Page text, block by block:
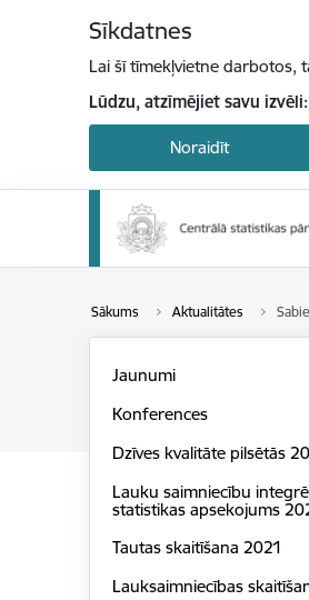
Sīkdatnes
Lai šī tīmekļvietne darbotos,
Lūdzu, atzīmējiet savu izvēli:
Noraidīt
Sākums Aktualitātes
Jaunumi
Konferences
Dzīves kvalitāte pilsētās
Lauku saimniecību
statistikas apsekojums
Tautas skaitīšana 2021
Lauksaimniecības